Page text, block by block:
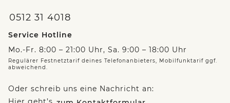
0512 31 4018
Service Hotline
Mo.-Fr. 8:00 – 21:00 Uhr, Sa. 9:00 – 18:00 Uhr
Regulärer Festnetztarif deines Telefonanbieters, Mobilfunktarif ggf.
abweichend.
Oder schreib uns eine Nachricht an: